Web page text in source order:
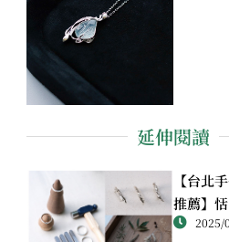
延伸閱讀
【台北
推薦】
純銀戒指
2025/